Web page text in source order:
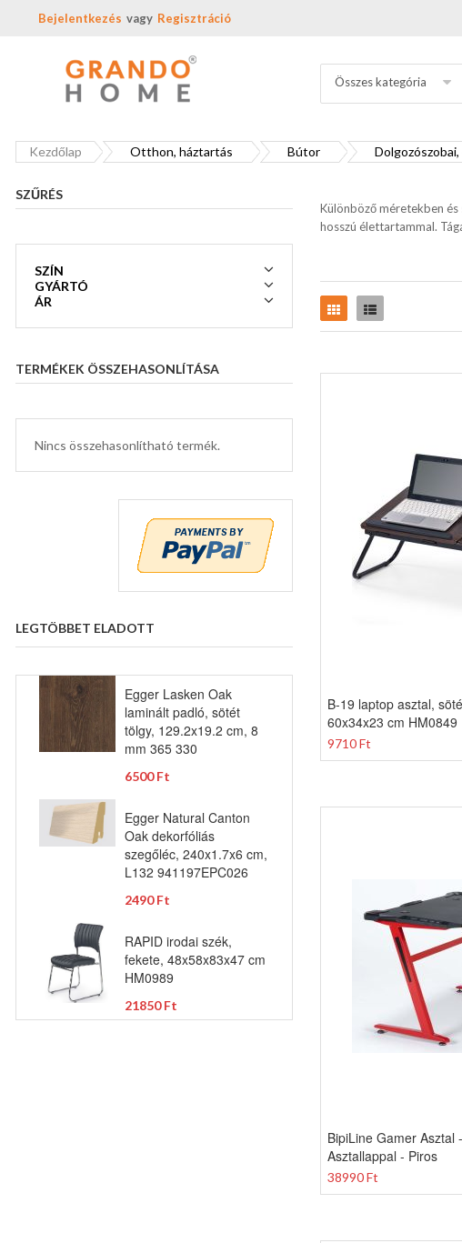
Bejelentkezés Regisztráció
Összes kategória
Kezdőlap Otthon, háztartás Bútor
Különböző méretekben
hosszú élettartammal.
Rács Lista
B-19 laptop asztal,
60x34x23 cm HM0849
9710 Ft
BipiLine Gamer Asztal
Asztallappal - Piros
38990 Ft
SZŰRÉS
SZÍN
GYÁRTÓ
ÁR
TERMÉKEK ÖSSZEHASONLÍTÁSA
Nincs összehasonlítható termék.
LEGTÖBBET ELADOTT
Egger Lasken Oak
laminált padló, sötét
tölgy, 129.2x19.2 cm, 8
mm 365 330
6500 Ft
Egger Natural Canton
Oak dekorfóliás
szegőléc, 240x1.7x6 cm,
L132 941197EPC026
2490 Ft
RAPID irodai szék,
fekete, 48x58x83x47 cm
HM0989
21850 Ft